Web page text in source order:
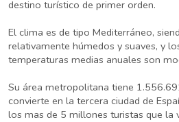
destino turístico de primer orden.
El clima es de tipo Mediterráneo,
relativamente húmedos y suaves, y
temperaturas medias anuales son
Su área metropolitana tiene
convierte en la tercera ciudad de
los mas de 5 millones turistas que la